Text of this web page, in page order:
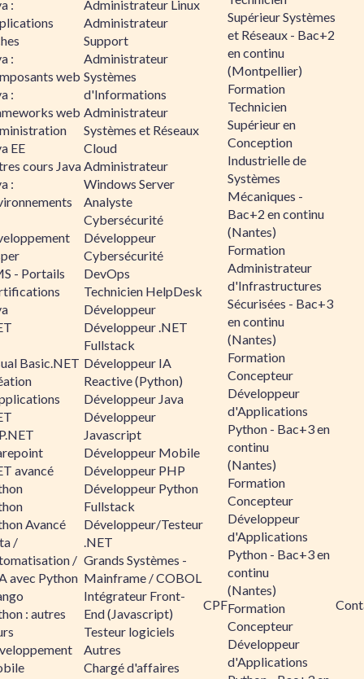
:
:
web
:
web
EE
cours Java
:
- Portails
Basic.NET
avancé
Avancé
/
/
avec Python
: autres
Administrateur Linux
Administrateur
Support
Administrateur
Systèmes
d'Informations
Administrateur
Systèmes et Réseaux
Cloud
Administrateur
Windows Server
Analyste
Cybersécurité
Développeur
Cybersécurité
DevOps
Technicien HelpDesk
Développeur
Développeur .NET
Fullstack
Développeur IA
Reactive (Python)
Développeur Java
Développeur
Javascript
Développeur Mobile
Développeur PHP
Développeur Python
Fullstack
Développeur/Testeur
.NET
Grands Systèmes -
Mainframe / COBOL
Intégrateur Front-
End (Javascript)
Testeur logiciels
Autres
Chargé d'affaires
CPF
Supérieur Systèmes
et Réseaux - Bac+2
en continu
(Montpellier)
Formation
Technicien
Supérieur en
Conception
Industrielle de
Systèmes
Mécaniques -
Bac+2 en continu
(Nantes)
Formation
Administrateur
d'Infrastructures
Sécurisées - Bac+3
en continu
(Nantes)
Formation
Concepteur
Développeur
d'Applications
Python - Bac+3 en
continu
(Nantes)
Formation
Concepteur
Développeur
d'Applications
Python - Bac+3 en
continu
(Nantes)
Formation
Concepteur
Développeur
d'Applications